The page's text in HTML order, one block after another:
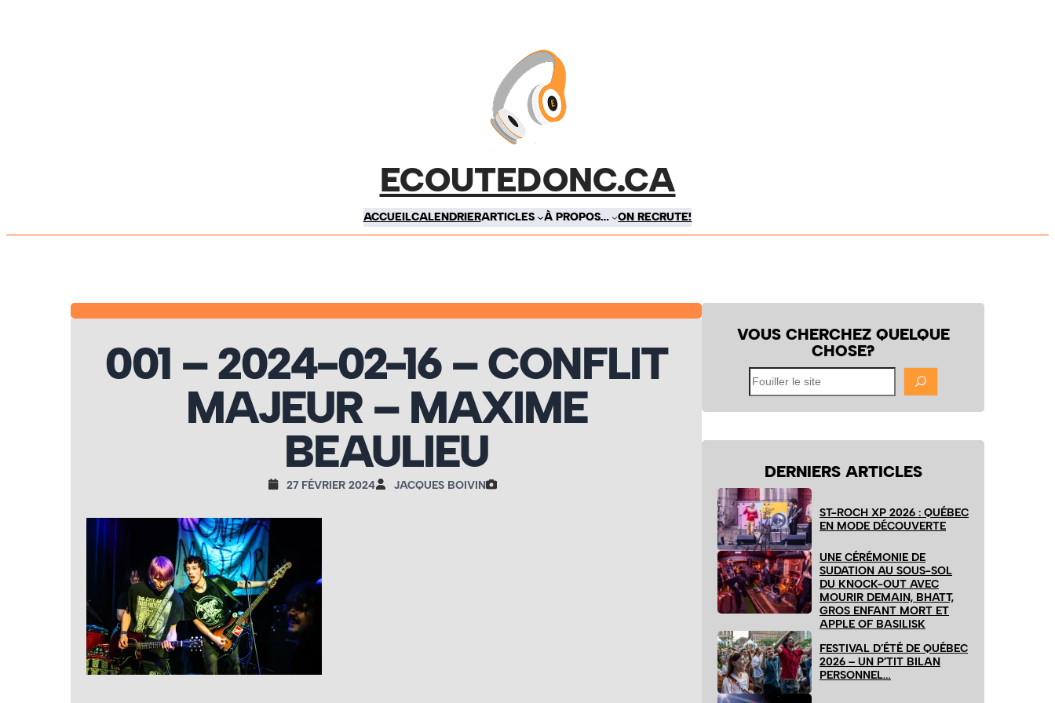
ECOUTEDONC.CA
ACCUEILCALENDRIERARTICLES À PROPOS… ON RECRUTE!
001 – 2024-02-16 – CONFLIT
MAJEUR – MAXIME
BEAULIEU
27 FÉVRIER 2024 JACQUES BOIVIN
VOUS CHERCHEZ QUELQUE
CHOSE?
Fouiller
le
site
DERNIERS ARTICLES
ST-ROCH XP 2026 : QUÉBEC
EN MODE DÉCOUVERTE
UNE CÉRÉMONIE DE
SUDATION AU SOUS-SOL
DU KNOCK-OUT AVEC
MOURIR DEMAIN, BHATT,
GROS ENFANT MORT ET
APPLE OF BASILISK
FESTIVAL D’ÉTÉ DE QUÉBEC
2026 – UN P’TIT BILAN
PERSONNEL…